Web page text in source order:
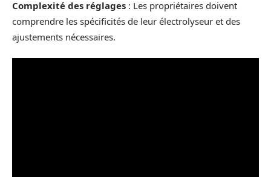
Complexité des réglages : Les propriétaires doivent
comprendre les spécificités de leur électrolyseur et des
ajustements nécessaires.